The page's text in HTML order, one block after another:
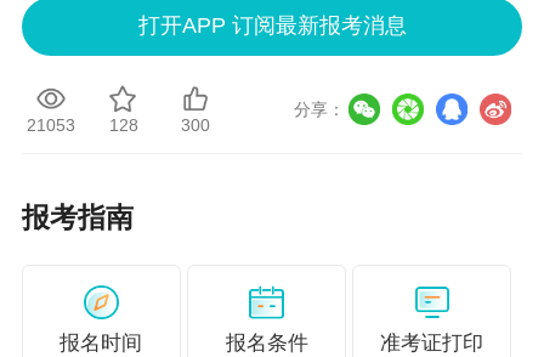
20:00
直播入口>
说明：因政策、内容不断变化与调整，正保会计
网校提供的以上信息仅供参考，如有异议，请考
打开APP 订阅最新报考消息
21053 128 300
分享：
报考指南
报名时间 报名条件 准考证打印